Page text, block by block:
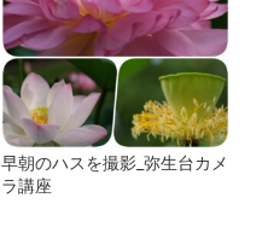
早朝のハスを撮影_弥生台カメ
ラ講座